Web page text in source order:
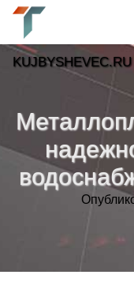
KUJBYSHEVEC.RU
Новости»
Тренды новостей
Рубрики»
Контакт»